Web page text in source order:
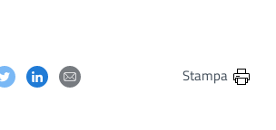
questa pagina su Facebook
Condividi questa pagina su Twitter
Condividi questa pagina su Linkedin
Condividi questa pagina via
Stampa